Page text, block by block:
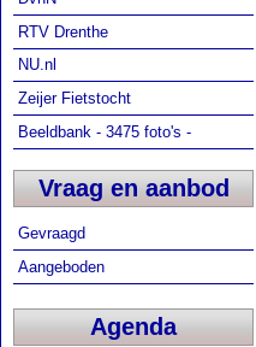
RTV Drenthe
NU.nl
Zeijer Fietstocht
Beeldbank - 3475 foto's -
Vraag en aanbod
Gevraagd
Aangeboden
Agenda